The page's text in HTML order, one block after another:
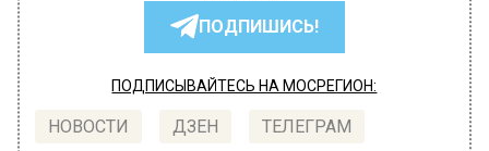
ПОДПИШИСЬ!
ПОДПИСЫВАЙТЕСЬ НА МОСРЕГИОН:
НОВОСТИ ДЗЕН ТЕЛЕГРАМ